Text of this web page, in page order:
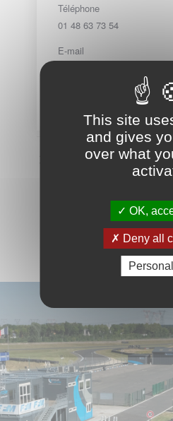
Téléphone
01 48 63 73 54
E-mail
Voir le site Organisateur
Circuit fermé
VOIR LE
This site
and gives
over what
OK,
Deny all